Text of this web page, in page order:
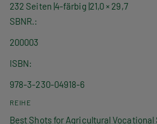
232 Seiten 4-färbig 21,0 × 29,7
SBNR.
200003
ISBN
978-3-230-04918-6
REIHE
Best Shots for Agricultural Vocational